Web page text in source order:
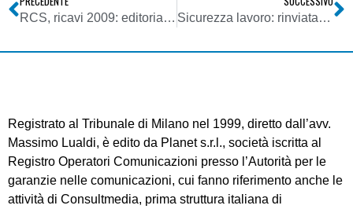
RCS, ricavi 2009: editoria in calo, slitta l’aggiornamento del piano triennale. Priorità al multimediale Sicurezza lavoro: rinviata di sei mesi la valutazione dei rischi
Registrato al Tribunale di Milano nel 1999, diretto dall’avv.
Massimo Lualdi, è edito da Planet s.r.l., società iscritta al
Registro Operatori Comunicazioni presso l’Autorità per le
garanzie nelle comunicazioni, cui fanno riferimento anche le
attività di Consultmedia, prima struttura italiana di